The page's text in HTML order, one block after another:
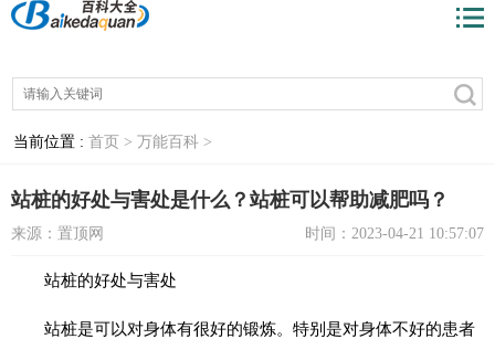
当前位置 : 首页 > 万能百科 >
站桩的好处与害处是什么？站桩可以帮助减肥吗？
来源：置顶网 时间：2023-04-21 10:57:07
站桩的好处与害处
站桩是可以对身体有很好的锻炼。特别是对身体不好的患者